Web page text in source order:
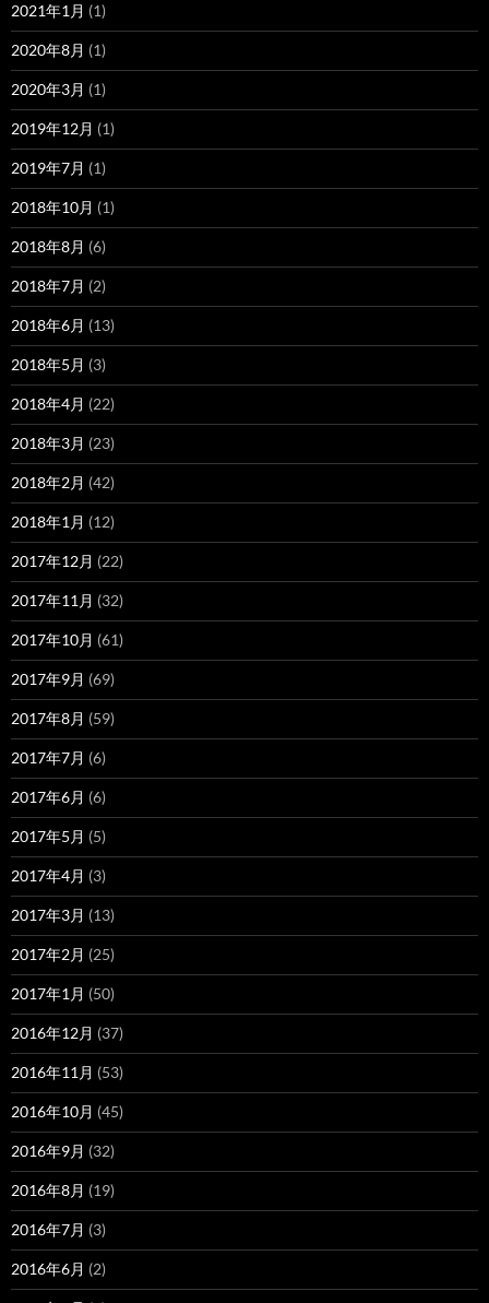
2021年1月 (1)
2020年8月 (1)
2020年3月 (1)
2019年12月 (1)
2019年7月 (1)
2018年10月 (1)
2018年8月 (6)
2018年7月 (2)
2018年6月 (13)
2018年5月 (3)
2018年4月 (22)
2018年3月 (23)
2018年2月 (42)
2018年1月 (12)
2017年12月 (22)
2017年11月 (32)
2017年10月 (61)
2017年9月 (69)
2017年8月 (59)
2017年7月 (6)
2017年6月 (6)
2017年5月 (5)
2017年4月 (3)
2017年3月 (13)
2017年2月 (25)
2017年1月 (50)
2016年12月 (37)
2016年11月 (53)
2016年10月 (45)
2016年9月 (32)
2016年8月 (19)
2016年7月 (3)
2016年6月 (2)